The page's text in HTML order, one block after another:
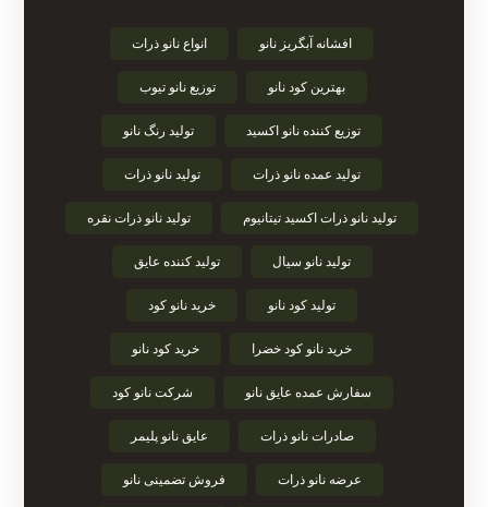
افشانه آبگریز نانو انواع نانو ذرات
بهترین کود نانو توزیع نانو تیوب
توزیع کننده نانو اکسید تولید رنگ نانو
تولید عمده نانو ذرات تولید نانو ذرات
تولید نانو ذرات اکسید تیتانیوم تولید نانو ذرات نقره
تولید نانو سیال تولید کننده عایق
تولید کود نانو خرید نانو کود
خرید نانو کود خضرا خرید کود نانو
سفارش عمده عایق نانو شرکت نانو کود
صادرات نانو ذرات عایق نانو پلیمر
عرضه نانو ذرات فروش تضمینی نانو